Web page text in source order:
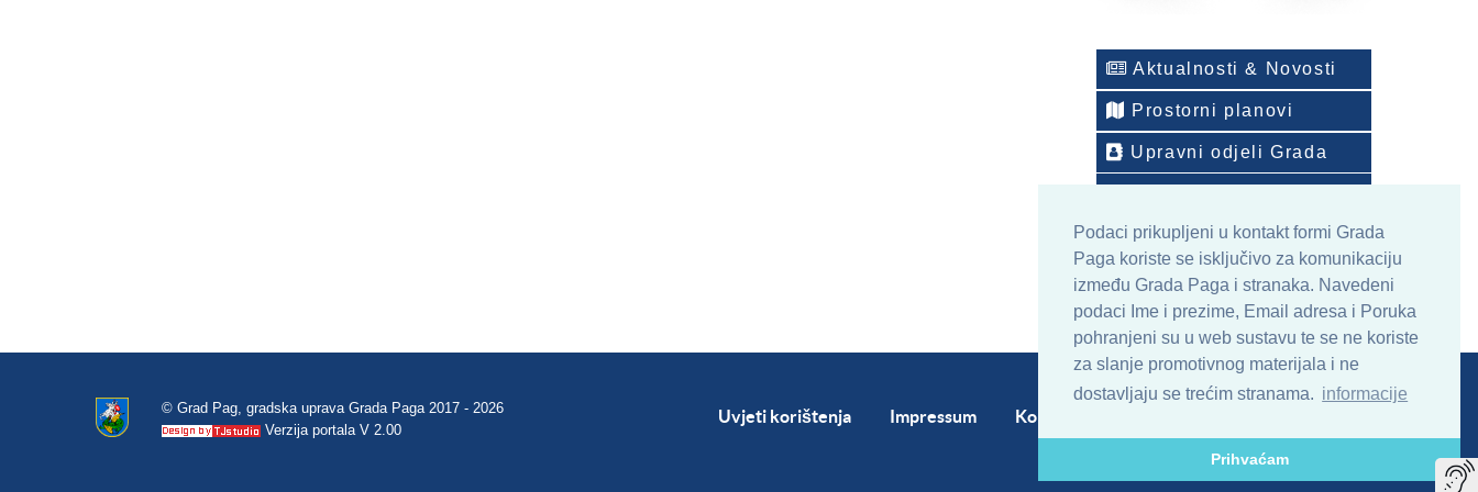
Podaci prikupljeni u kontakt formi Grada
Paga koriste se isključivo za komunikaciju
između Grada Paga i stranaka. Navedeni
podaci Ime i prezime, Email adresa i Poruka
pohranjeni su u web sustavu te se ne koriste
za slanje promotivnog materijala i ne
dostavljaju se trećim stranama. informacije
Prihvaćam
Aktualnosti & Novosti
Prostorni planovi
Upravni odjeli Grada
ONLINE arhiv sadržaja
© Grad Pag, gradska uprava Grada Paga 2017 - 2026
Verzija portala V 2.00
Uvjeti korištenja Impressum Kontakt